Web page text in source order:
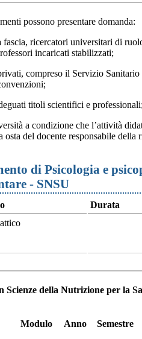
possono presentare domanda:
ricercatori universitari di
incaricati stabilizzati;
compreso il Servizio
titoli scientifici e
a condizione che l’attività
osta del docente responsabile della
di Psicologia e
- SNSU
Durata
della Nutrizione per la
Modulo Anno Semestre